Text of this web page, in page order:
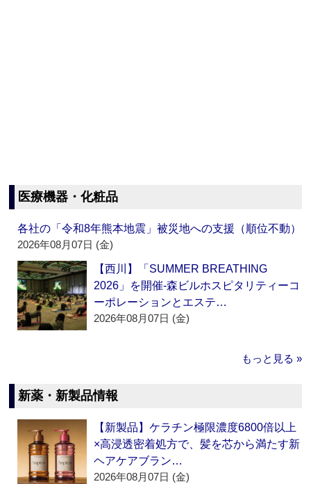
医療機器・化粧品
各社の「令和8年熊本地震」被災地への支援（順位不動）
2026年08月07日 (金)
【西川】「SUMMER BREATHING
2026」を開催‐森ビルホスピタリティーコ
ーポレーションとエステ…
2026年08月07日 (金)
もっと見る »
新薬・新製品情報
【新製品】ケラチン極限濃度6800倍以上
×高浸透密着処方で、髪を芯から満たす新
ヘアケアブラン…
2026年08月07日 (金)